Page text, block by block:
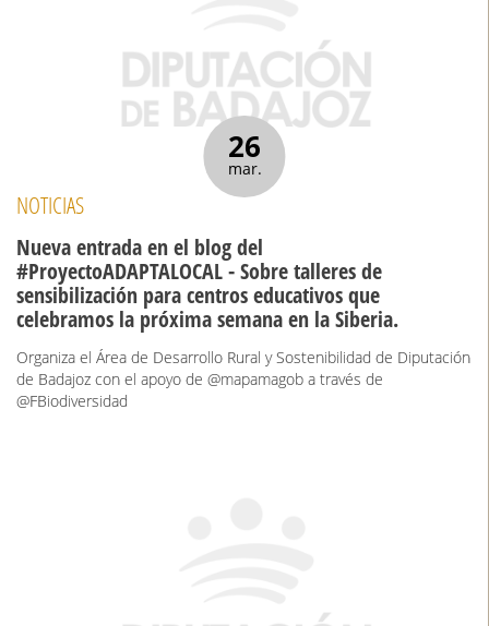
26
mar.
NOTICIAS
Nueva entrada en el blog del
#ProyectoADAPTALOCAL - Sobre talleres de
sensibilización para centros educativos que
celebramos la próxima semana en la Siberia.
Organiza el Área de Desarrollo Rural y Sostenibilidad de Diputación
de Badajoz con el apoyo de @mapamagob a través de
@FBiodiversidad